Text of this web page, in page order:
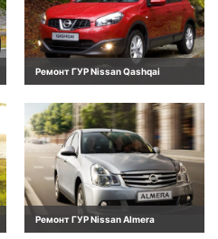
Ремонт ГУР Nissan Qashqai
Ремонт ГУР Nissan Almera